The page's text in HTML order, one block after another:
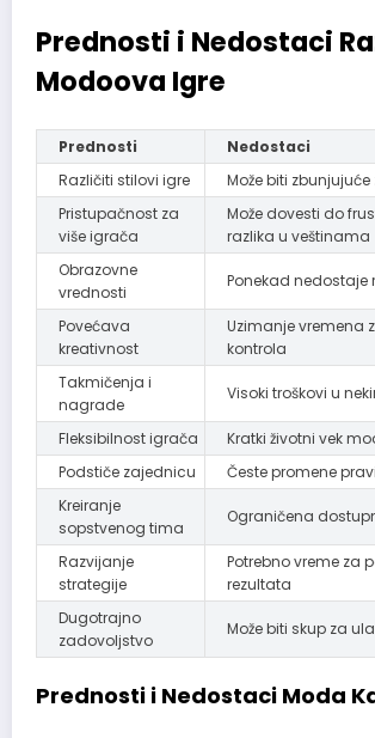
Prednosti i Nedostaci
Modoova Igre
Prednosti
Nedostaci
Različiti stilovi igre
Može biti
Pristupačnost za
više igrača
Može dovesti do
razlika u veštinama
Obrazovne
vrednosti
Ponekad nedostaje
Povećava
kreativnost
Uzimanje vremena
kontrola
Takmičenja i
nagrade
Visoki troškovi u
Fleksibilnost igrača
Kratki životni vek
Podstiče zajednicu
Česte promene
Kreiranje
sopstvenog tima
Ograničena
Razvijanje
strategije
Potrebno vreme za
rezultata
Dugotrajno
zadovoljstvo
Može biti skup za
Prednosti i Nedostaci Moda